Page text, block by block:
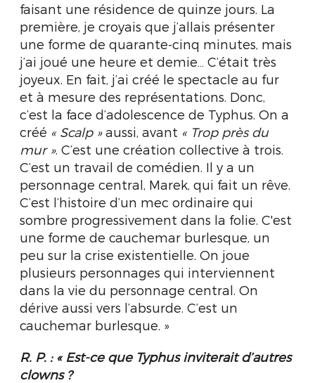
faisant une résidence de quinze jours. La
première, je croyais que j’allais présenter
une forme de quarante-cinq minutes, mais
j’ai joué une heure et demie… C’était très
joyeux. En fait, j’ai créé le spectacle au fur
et à mesure des représentations. Donc,
c’est la face d’adolescence de Typhus. On a
créé « Scalp»aussi, avant « Trop près du
mur». C’est une création collective à trois.
C’est un travail de comédien. Il y a un
personnage central, Marek, qui fait un rêve.
C’est l’histoire d’un mec ordinaire qui
sombre progressivement dans la folie. C'est
une forme de cauchemar burlesque, un
peu sur la crise existentielle. On joue
plusieurs personnages qui interviennent
dans la vie du personnage central. On
dérive aussi vers l’absurde. C’est un
cauchemar burlesque. »
R. P. : « Est-ce que Typhus inviterait d’autres
clowns ?